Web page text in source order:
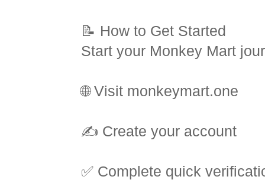
📝 How to Get Started
Start your Monkey Mart
🌐 Visit monkeymart.one
✍️ Create your account
✅ Complete quick